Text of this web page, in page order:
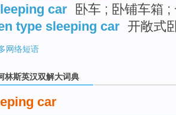
car
卧车 ; 卧铺车箱 ;
type sleeping car 开敞式
网络短语
林斯英汉双解大词典
car